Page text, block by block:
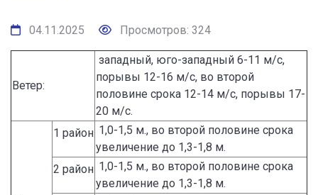
04.11.2025 Просмотров: 324
Ветер:
западный, юго-западный 6-11 м/с,
порывы 12-16 м/с, во второй
половине срока 12-14 м/с, порывы 17-
20 м/с.
1 район 1,0-1,5 м., во второй половине срока
увеличение до 1,3-1,8 м.
2 район 1,0-1,5 м., во второй половине срока
увеличение до 1,3-1,8 м.